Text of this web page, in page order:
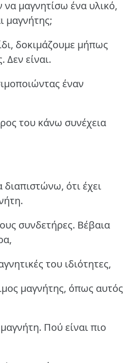
μαγνητίσω ένα υλικό,
μαγνήτης;
δοκιμάζουμε μήπως
Δεν είναι.
έναν
του κάνω συνέχεια
ότι έχει
συνδετήρες. Βέβαια
του ιδιότητες,
μαγνήτης, όπως αυτός
Πού είναι πιο